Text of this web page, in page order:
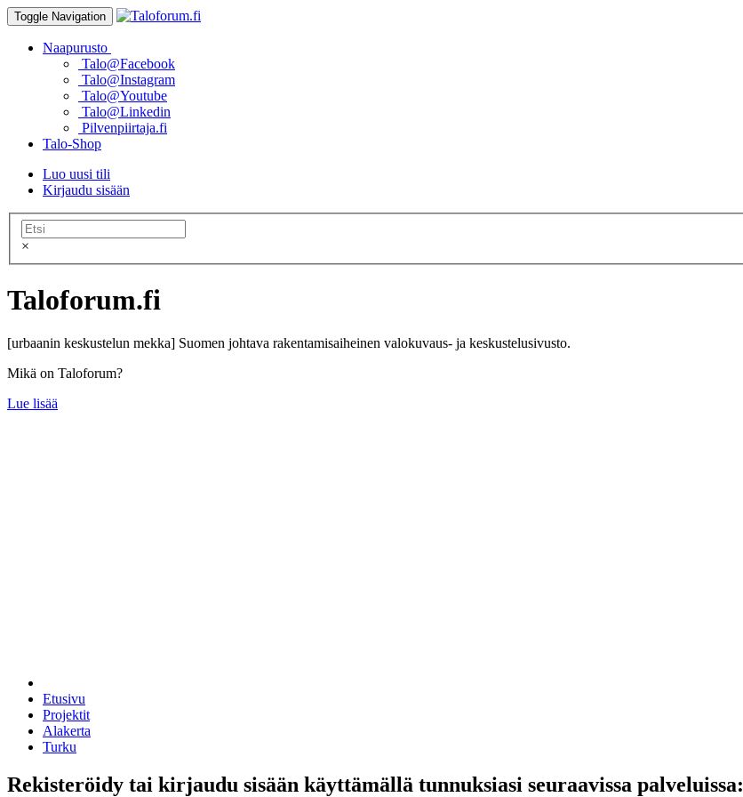
Toggle Navigation
Naapurusto
Talo@Facebook
Talo@Instagram
Talo@Youtube
Talo@Linkedin
Pilvenpiirtaja.fi
Talo-Shop
Luo uusi tili
Kirjaudu sisään
×
Taloforum.fi
[urbaanin keskustelun mekka] Suomen johtava rakentamisaiheinen valokuvaus- ja keskustelusivusto.
Mikä on Taloforum?
Lue lisää
Etusivu
Projektit
Alakerta
Turku
Rekisteröidy tai kirjaudu sisään käyttämällä tunnuksiasi seuraavissa palveluissa: